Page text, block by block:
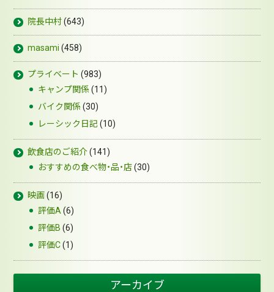
院長中村(643)
masami (458)
プライベート (983)
キャンプ関係(11)
バイク関係(30)
レーシック日記(10)
飲食店のご紹介(141)
おすすめの食べ物・品・店(30)
映画(16)
評価A (6)
評価B (6)
評価C(1)
アーカイブ